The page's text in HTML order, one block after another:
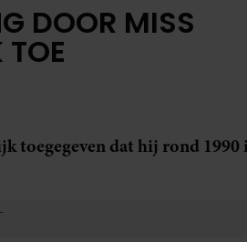
DOOR MISS
toegegeven dat hij rond 1990